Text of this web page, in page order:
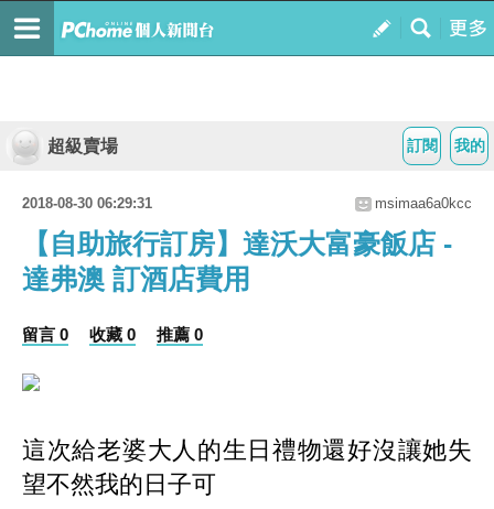
我的
訂閱
超級賣場
2018-08-30 06:29:31 msimaa6a0kcc
【自助旅行訂房】達沃大富豪飯店 -
達弗澳 訂酒店費用
留言 0 收藏 0 推薦 0
這次給老婆大人的生日禮物還好沒讓她失
望不然我的日子可